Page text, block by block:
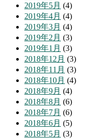
2019年5月 (4)
2019年4月 (4)
2019年3月 (4)
2019年2月 (3)
2019年1月 (3)
2018年12月 (3)
2018年11月 (3)
2018年10月 (4)
2018年9月 (4)
2018年8月 (6)
2018年7月 (6)
2018年6月 (5)
2018年5月 (3)